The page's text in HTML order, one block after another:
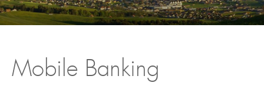
Mobile Banking